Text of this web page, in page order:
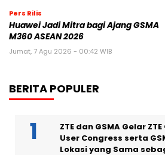
Pers Rilis
Huawei Jadi Mitra bagi Ajang GSMA
M360 ASEAN 2026
Jumat, 7 Agu 2026 - 00:42 WIB
BERITA POPULER
ZTE dan GSMA Gelar
User Congress serta
Lokasi yang Sama